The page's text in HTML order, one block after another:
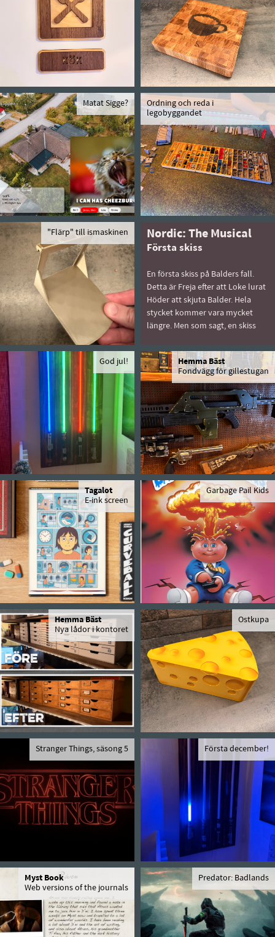
Matat Sigge?
Ordning och reda i
legobyggandet
"Flärp" till ismaskinen Nordic: The Musical
Första skiss
En första skiss på Balders fall.
Detta är Freja efter att Loke lurat
Höder att skjuta Balder. Hela
stycket kommer vara mycket
längre. Men som sagt, en skiss
God jul!
Hemma Bäst
Fondvägg för gillestugan
Tagalot
E-ink screen
Garbage Pail Kids
Hemma Bäst
Nya lådor i kontoret
Ostkupa
Stranger Things, säsong 5 Första december!
Myst Book
Web versions of the journals
Predator: Badlands